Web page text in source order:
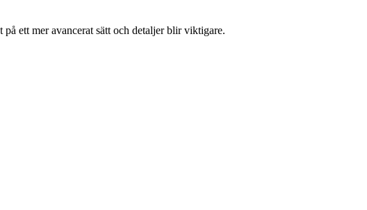
ett mer avancerat sätt och detaljer blir viktigare.